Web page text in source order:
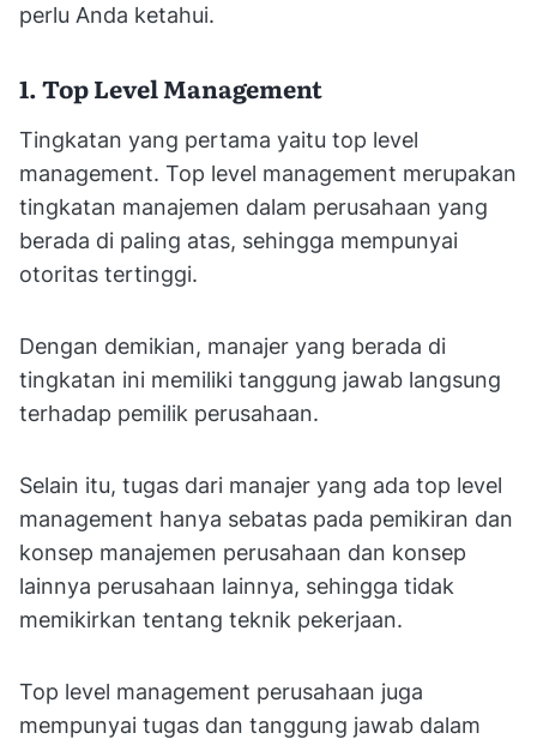
perlu Anda ketahui.
1. Top Level Management
Tingkatan yang pertama yaitu top level
management. Top level management merupakan
tingkatan manajemen dalam perusahaan yang
berada di paling atas, sehingga mempunyai
otoritas tertinggi.
Dengan demikian, manajer yang berada di
tingkatan ini memiliki tanggung jawab langsung
terhadap pemilik perusahaan.
Selain itu, tugas dari manajer yang ada top level
management hanya sebatas pada pemikiran dan
konsep manajemen perusahaan dan konsep
lainnya perusahaan lainnya, sehingga tidak
memikirkan tentang teknik pekerjaan.
Top level management perusahaan juga
mempunyai tugas dan tanggung jawab dalam